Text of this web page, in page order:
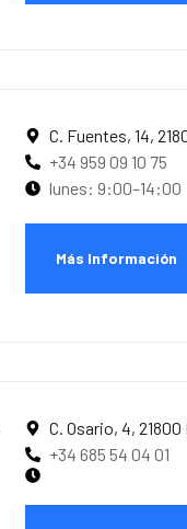
C. Fuentes, 14,
+34 959 09 10 75
lunes: 9:00–14:00
Más Información
C. Osario, 4,
+34 685 54 04 01